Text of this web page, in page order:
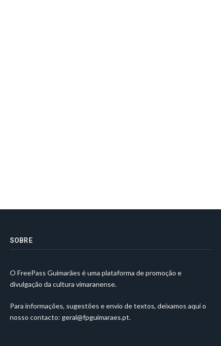
SOBRE
O FreePass Guimarães é uma plataforma de promoção e
divulgação da cultura vimaranense.
Para informações, sugestões e envio de textos, deixamos aqui o
nosso contacto: geral@fpguimaraes.pt.